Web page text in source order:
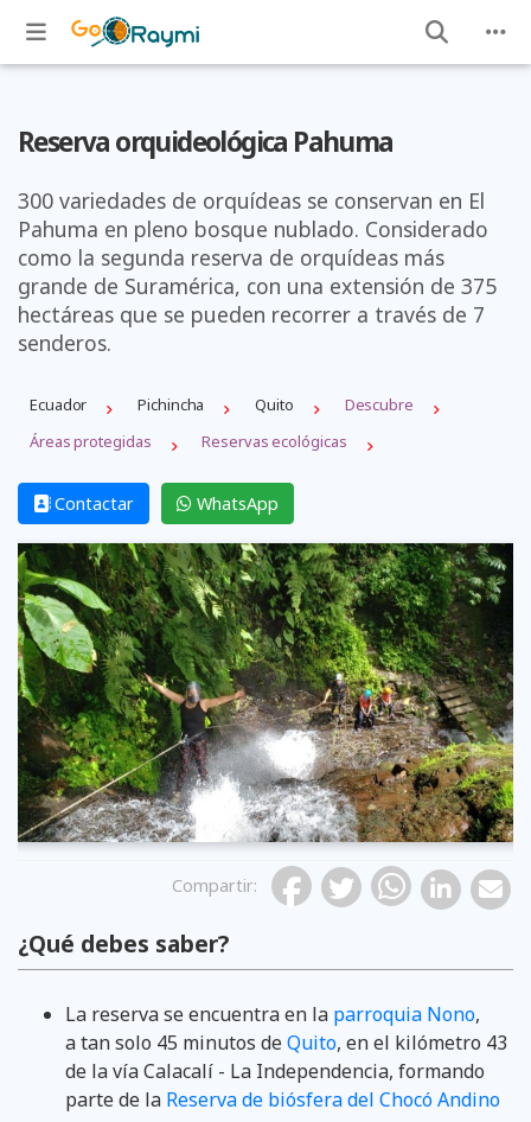
Reserva orquideológica Pahuma
300 variedades de orquídeas se conservan en El
Pahuma en pleno bosque nublado. Considerado
como la segunda reserva de orquídeas más
grande de Suramérica, con una extensión de 375
hectáreas que se pueden recorrer a través de 7
senderos.
Ecuador Pichincha Quito
Descubre
Áreas protegidas
Reservas ecológicas
Contactar WhatsApp
Previous
Compartir:
¿Qué debes saber?
La reserva se encuentra en la parroquia Nono,
a tan solo 45 minutos deQuito, en el kilómetro 43
de la vía Calacalí - La Independencia, formando
parte de la Reserva de biósfera del Chocó Andino